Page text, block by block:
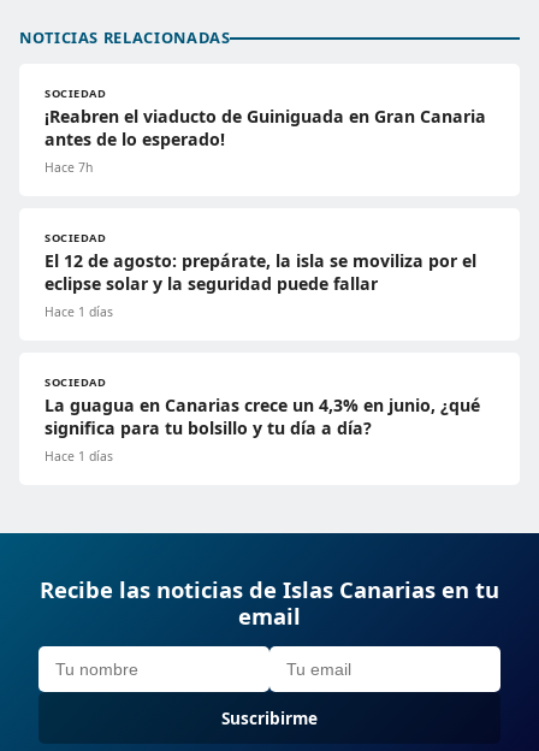
NOTICIAS RELACIONADAS
SOCIEDAD
¡Reabren el viaducto de Guiniguada en Gran Canaria
antes de lo esperado!
Hace 7h
SOCIEDAD
El 12 de agosto: prepárate, la isla se moviliza por el
eclipse solar y la seguridad puede fallar
Hace 1 días
SOCIEDAD
La guagua en Canarias crece un 4,3% en junio, ¿qué
significa para tu bolsillo y tu día a día?
Hace 1 días
Recibe las noticias de Islas Canarias en tu
email
Suscribirme